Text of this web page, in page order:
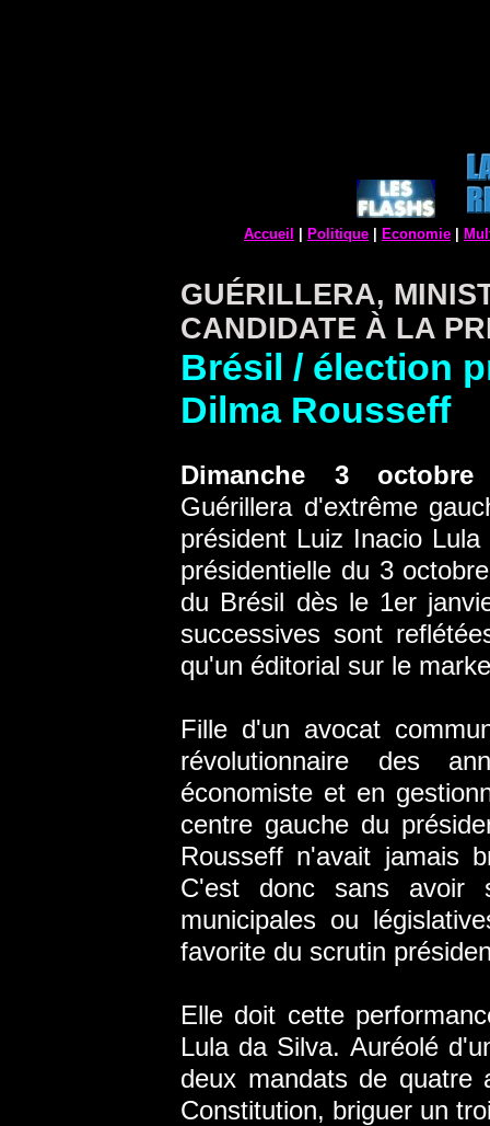
Accueil Politique Economie
GUÉRILLERA,
CANDIDATE À LA
Brésil / élection
Dilma Rousseff
Dimanche 3 octobre
Guérillera d'extrême
président Luiz Inacio
présidentielle du 3
du Brésil dès le 1er
successives sont
qu'un éditorial sur le
Fille d'un avocat
révolutionnaire des
économiste et en
centre gauche du
Rousseff n'avait jamais
C'est donc sans avoir
municipales ou
favorite du scrutin
Elle doit cette
Lula da Silva. Auréolé
deux mandats de quatre
Constitution, briguer un